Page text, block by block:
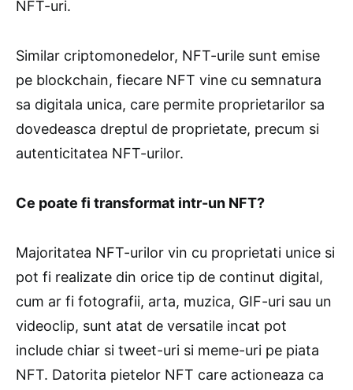
NFT-uri.
Similar criptomonedelor, NFT-urile sunt emise
pe blockchain, fiecare NFT vine cu semnatura
sa digitala unica, care permite proprietarilor sa
dovedeasca dreptul de proprietate, precum si
autenticitatea NFT-urilor.
Ce poate fi transformat intr-un NFT?
Majoritatea NFT-urilor vin cu proprietati unice si
pot fi realizate din orice tip de continut digital,
cum ar fi fotografii, arta, muzica, GIF-uri sau un
videoclip, sunt atat de versatile incat pot
include chiar si tweet-uri si meme-uri pe piata
NFT. Datorita pietelor NFT care actioneaza ca